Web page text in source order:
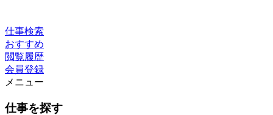
仕事検索
おすすめ
閲覧履歴
会員登録
メニュー
仕事を探す